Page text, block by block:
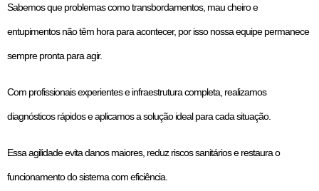
Sabemos que problemas como transbordamentos, mau cheiro e
entupimentos não têm hora para acontecer, por isso nossa equipe permanece
sempre pronta para agir.
Com profissionais experientes e infraestrutura completa, realizamos
diagnósticos rápidos e aplicamos a solução ideal para cada situação.
Essa agilidade evita danos maiores, reduz riscos sanitários e restaura o
funcionamento do sistema com eficiência.